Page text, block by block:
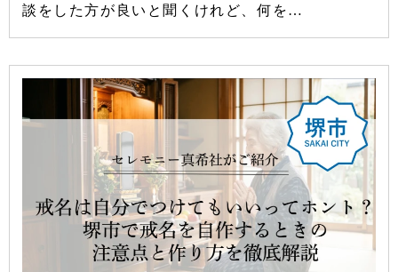
談をした方が良いと聞くけれど、何を…